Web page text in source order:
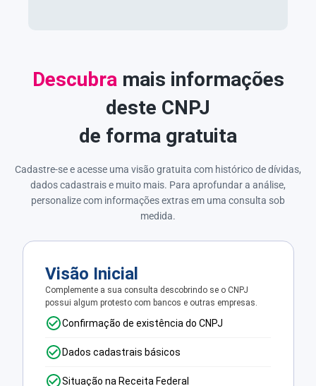
Descubramais informações
deste CNPJ
de forma gratuita
Cadastre-se e acesse uma visão gratuita com histórico de dívidas,
dados cadastrais e muito mais. Para aprofundar a análise,
personalize com informações extras em uma consulta sob
medida.
Visão Inicial
Complemente a sua consulta descobrindo se o CNPJ
possui algum protesto com bancos e outras empresas.
Confirmação de existência do CNPJ
Dados cadastrais básicos
Situação na Receita Federal